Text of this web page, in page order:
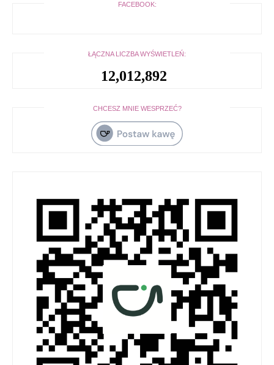
FACEBOOK:
ŁĄCZNA LICZBA WYŚWIETLEŃ:
12,012,892
CHCESZ MNIE WESPRZEĆ?